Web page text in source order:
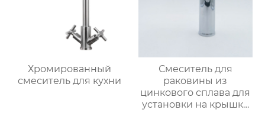
Хромированный
смеситель для кухни
Смеситель для
раковины из
цинкового сплава для
установки на крышку